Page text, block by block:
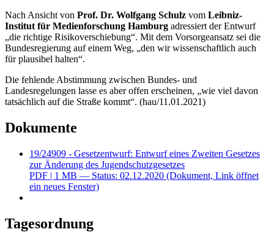
Nach Ansicht von Prof. Dr. Wolfgang Schulz vom Leibniz-
Institut für Medienforschung Hamburg adressiert der Entwurf
„die richtige Risikoverschiebung“. Mit dem Vorsorgeansatz sei die
Bundesregierung auf einem Weg, „den wir wissenschaftlich auch
für plausibel halten“.
Die fehlende Abstimmung zwischen Bundes- und
Landesregelungen lasse es aber offen erscheinen, „wie viel davon
tatsächlich auf die Straße kommt“. (hau/11.01.2021)
Dokumente
19/24909 - Gesetzentwurf: Entwurf eines Zweiten Gesetzes
zur Änderung des Jugendschutzgesetzes
PDF | 1 MB — Status: 02.12.2020 (Dokument, Link öffnet
ein neues Fenster)
Tagesordnung